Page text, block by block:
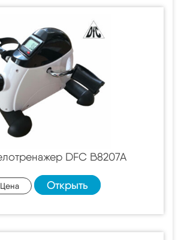
DFC B8207A
Цена Открыть